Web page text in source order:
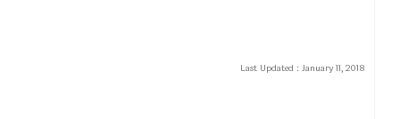
Last Updated : January 11, 2018